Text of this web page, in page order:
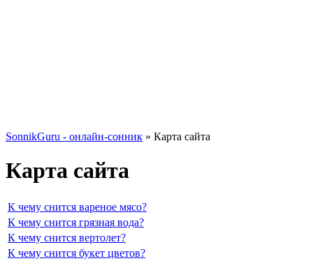
SonnikGuru - онлайн-сонник » Карта сайта
Карта сайта
К чему снится вареное мясо?
К чему снится грязная вода?
К чему снится вертолет?
К чему снится букет цветов?